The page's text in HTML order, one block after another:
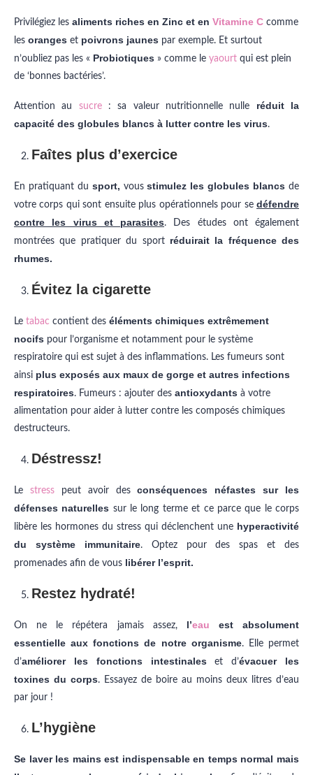
Privilégiez les aliments riches en Zinc et en Vitamine C comme
les oranges et poivrons jaunes par exemple. Et surtout
n’oubliez pas les « Probiotiques » comme le yaourt qui est plein
de ‘bonnes bactéries’.
Attention au sucre : sa valeur nutritionnelle nulle réduit la
capacité des globules blancs à lutter contre les virus.
Faîtes plus d’exercice
En pratiquant du sport, vousstimulez les globules blancs de
votre corps qui sont ensuite plus opérationnels pour se défendre
contre les virus et parasites. Des études ont également
montrées que pratiquer du sportréduirait la fréquence des
rhumes.
Évitez la cigarette
Le tabac contient des éléments chimiques extrêmement
nocifs pour l’organisme et notamment pour le système
respiratoire qui est sujet à des inflammations. Les fumeurs sont
ainsi plus exposés aux maux de gorge et autres infections
respiratoires. Fumeurs : ajouter des antioxydants à votre
alimentation pour aider à lutter contre les composés chimiques
destructeurs.
Déstressz!
Le stresspeut avoir desconséquences néfastes sur les
défenses naturelles sur le long terme et ce parce que le corps
libère les hormones du stress qui déclenchent une hyperactivité
du système immunitaire. Optez pour des spas et des
promenades afin de vous libérer l’esprit.
Restez hydraté!
On ne le répétera jamais assez, l’eau est absolument
essentielle aux fonctions de notre organisme. Elle permet
d’améliorer les fonctions intestinaleset d’évacuer les
toxines du corps. Essayez de boire au moins deux litres d’eau
par jour !
L’hygiène
Se laver les mains est indispensable en temps normal mais